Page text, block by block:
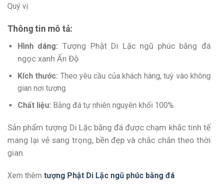
Quý vị
Thông tin mô tả:
Hình dáng: Tượng Phật Di Lặc ngũ phúc bằng đá
ngọc xanh Ấn Độ
Kích thước: Theo yêu cầu của khách hàng, tuỳ vào không
gian nơi tượng.
Chất liệu: Bằng đá tự nhiên nguyên khối 100%.
Sản phẩm tượng Di Lặc bằng đá được chạm khắc tinh tế
mang lại vẻ sang trọng, bền đẹp và chắc chắn theo thời
gian.
Xem thêm tượng Phật Di Lặc ngũ phúc bằng đá